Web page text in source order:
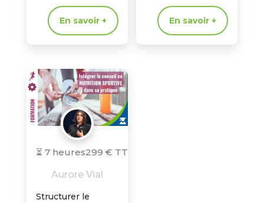
complément des
traitements.
En savoir +
charge
complémentaire,
ciblée et sécurisée.
En savoir +
⏳ 7 heures299 € TTC
Aurore Vial
Structurer le